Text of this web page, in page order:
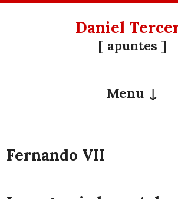
Daniel
[ apuntes ]
Menu
Fernando VII